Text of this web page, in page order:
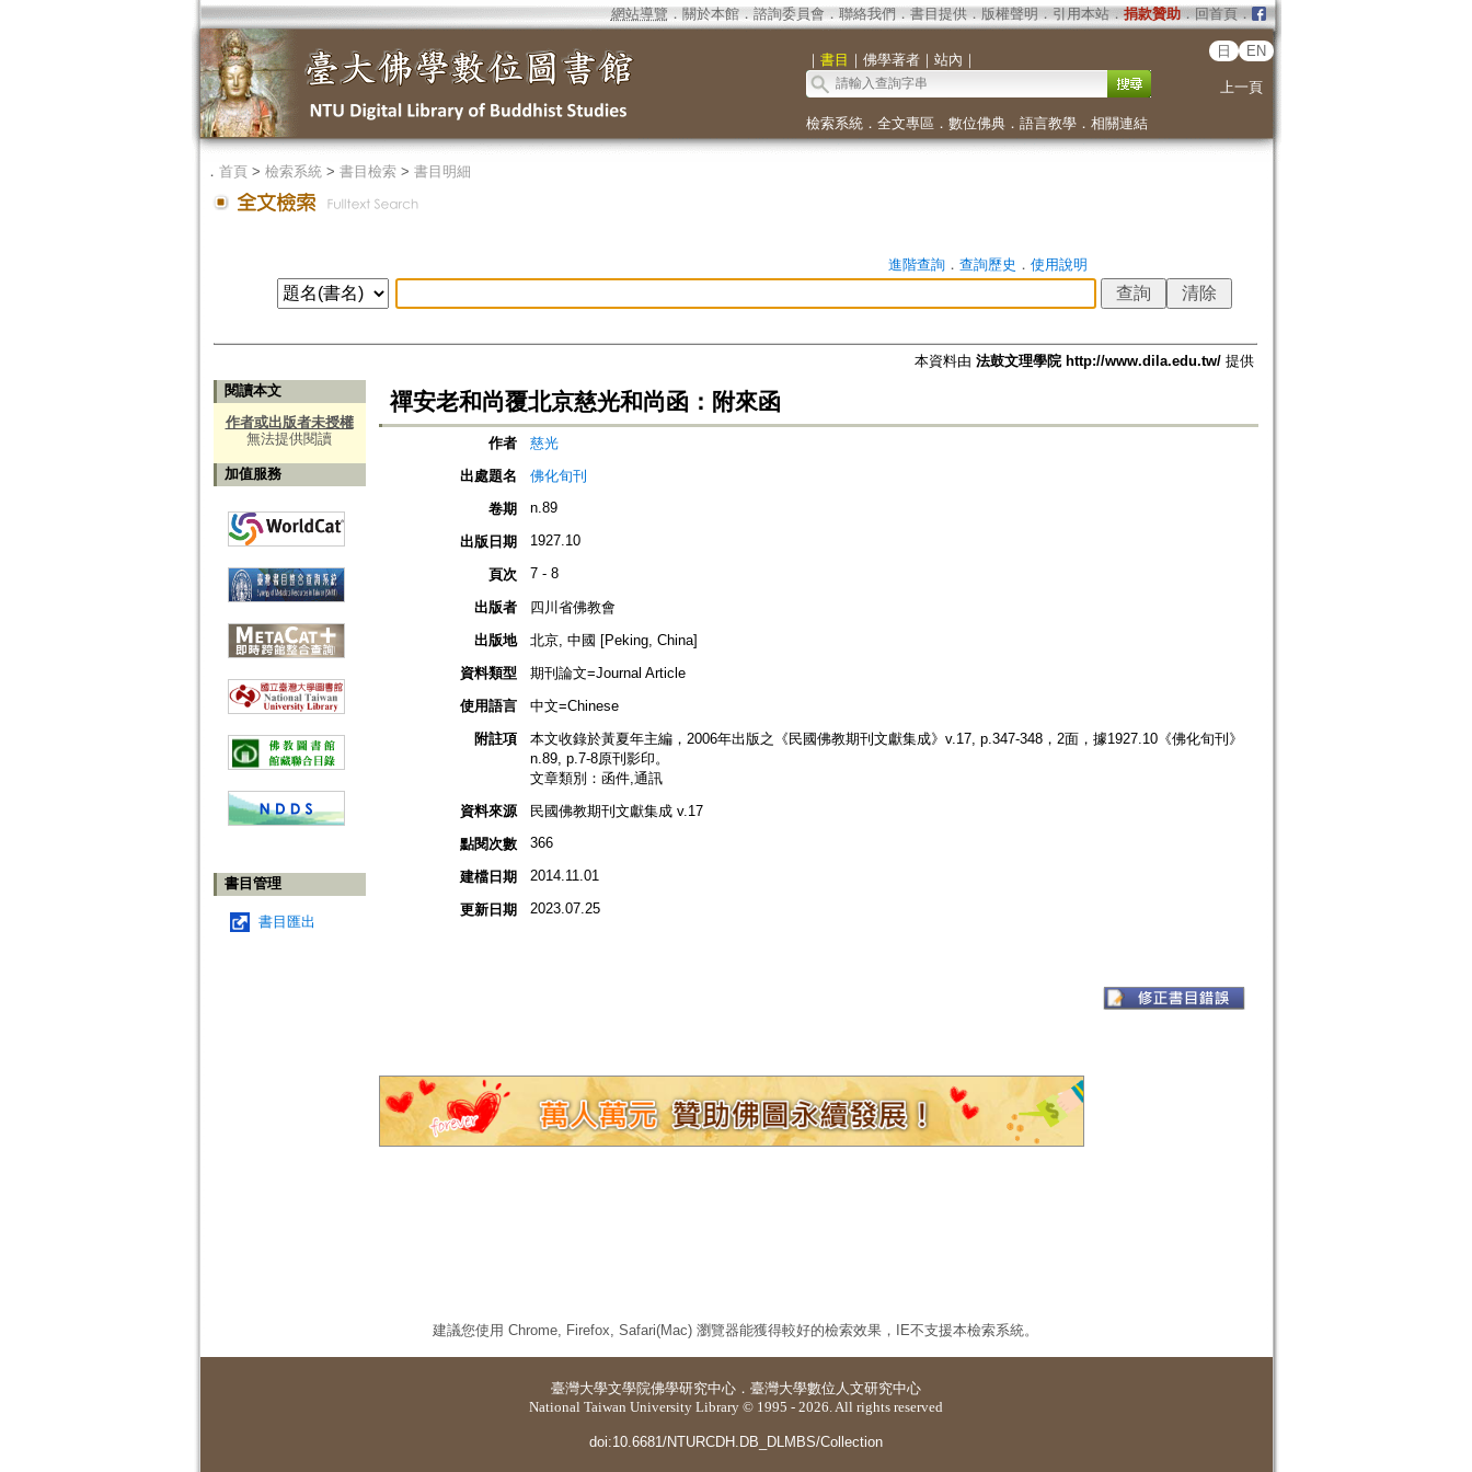
網站導覽 ． 關於本館． 諮詢委員會． 聯絡我們 ． 書目提供． 版權聲明 ． 引用本站． 捐款贊助．回首頁．
｜ 書目 ｜ 佛學著者｜ 站內 ｜
日 EN
上一頁
檢索系統． 全文專區 ． 數位佛典． 語言教學． 相關連結
． 首頁> 檢索系統> 書目檢索> 書目明細
進階查詢． 查詢歷史 ． 使用說明
本資料由 法鼓文理學院 http://www.dila.edu.tw/提供
閱讀本文
作者或出版者未授權
無法提供閱讀
加值服務
書目管理
書目匯出
禪安老和尚覆北京慈光和尚函：附來函
作者
慈光
出處題名
佛化旬刊
卷期
n.89
出版日期 1927.10
頁次 7 - 8
出版者
四川省佛教會
出版地
北京, 中國 [Peking, China]
資料類型
期刊論文=Journal Article
使用語言
中文=Chinese
附註項
本文收錄於黃夏年主編，2006年出版之《民國佛教期刊文獻集成》v.17, p.347-348，2面，據1927.10《佛化旬刊》
n.89, p.7-8原刊影印。
文章類別：函件,通訊
資料來源
民國佛教期刊文獻集成 v.17
點閱次數
366
建檔日期 2014.11.01
更新日期 2023.07.25
建議您使用 Chrome, Firefox, Safari(Mac) 瀏覽器能獲得較好的檢索效果，IE不支援本檢索系統。
臺灣大學文學院佛學研究中心 ． 臺灣大學數位人文研究中心
National Taiwan University Library © 1995 - 2026. All rights reserved
doi:10.6681/NTURCDH.DB_DLMBS/Collection